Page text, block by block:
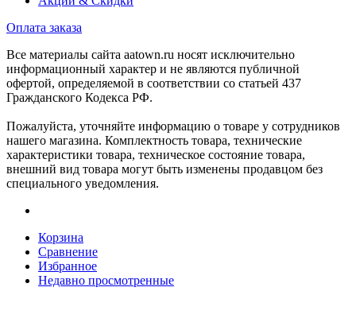
Оплата заказа
Все материалы сайта aatown.ru носят исключительно
информационный характер и не являются публичной
офертой, определяемой в соответствии со статьей 437
Гражданского Кодекса РФ.
Пожалуйста, уточняйте информацию о товаре у сотрудников
нашего магазина. Комплектность товара, технические
характеристики товара, техническое состояние товара,
внешний вид товара могут быть изменены продавцом без
специального уведомления.
Корзина
Сравнение
Избранное
Недавно просмотренные